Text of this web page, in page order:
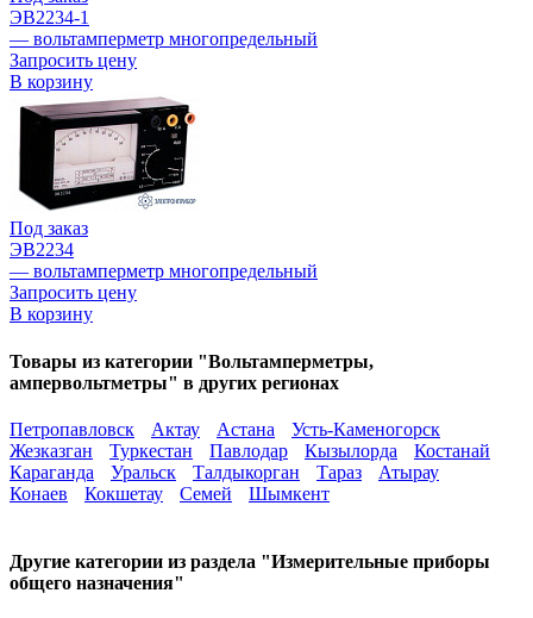
ЭВ2234-1
— вольтамперметр многопредельный
Запросить цену
В корзину
Под заказ
ЭВ2234
— вольтамперметр многопредельный
Запросить цену
В корзину
Товары из категории "Вольтамперметры,
ампервольтметры" в других регионах
Петропавловск Актау Астана
Усть-Каменогорск
Жезказган
Туркестан Павлодар Кызылорда
Костанай
Караганда
Уральск Талдыкорган Тараз
Атырау
Конаев
Кокшетау Семей Шымкент
Другие категории из раздела "Измерительные приборы
общего назначения"